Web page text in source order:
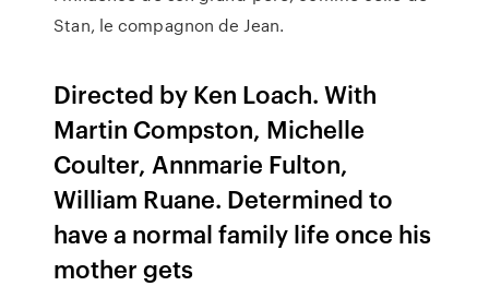
Stan, le compagnon de Jean.
Directed by Ken Loach. With
Martin Compston, Michelle
Coulter, Annmarie Fulton,
William Ruane. Determined to
have a normal family life once his
mother gets